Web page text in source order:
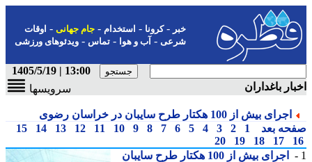
-کرونا-استخدام- جام جهانی-اوقات
شرعی-آب و هوا-تماس-ویدئوهای ورزشی
13:00 | 1405/5/19
باغداران
سرویسها
اجرای بیش از 100 هکتار طرح سایبان در خراسان رضوی
بعد
1
2
3
4
5
6
7
8
9
10
11
12
13
14
15
17
18
19
20
اجرای بیش از 100 هکتار طرح سایبان